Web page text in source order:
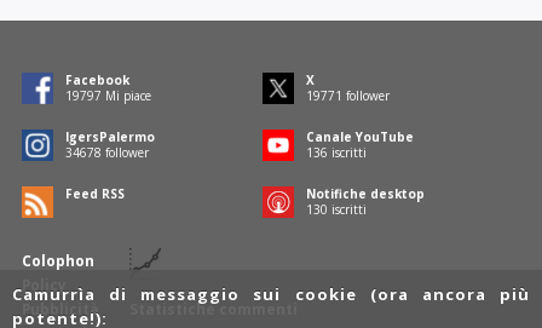
Colophon
Policy
Pubblicità
Statistiche commenti
Facebook
19797 Mi piace
X
19771 follower
IgersPalermo
34678 follower
Canale YouTube
136 iscritti
Feed RSS
Notifiche desktop
130 iscritti
Camurrìa di messaggio sui cookie (ora ancora più
potente!):